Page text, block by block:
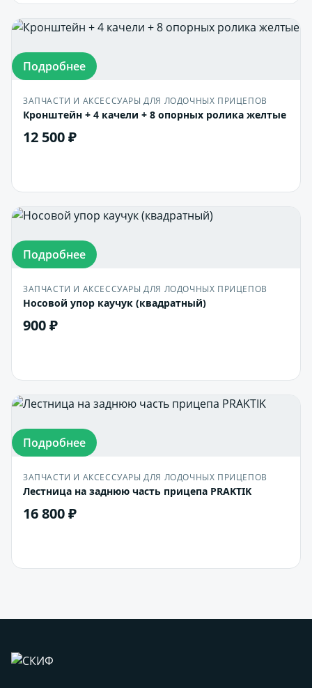
Подробнее
ЗАПЧАСТИ И АКСЕССУАРЫ ДЛЯ ЛОДОЧНЫХ ПРИЦЕПОВ
Кронштейн + 4 качели + 8 опорных ролика желтые
12 500 ₽
Подробнее
ЗАПЧАСТИ И АКСЕССУАРЫ ДЛЯ ЛОДОЧНЫХ ПРИЦЕПОВ
Носовой упор каучук (квадратный)
900 ₽
Подробнее
ЗАПЧАСТИ И АКСЕССУАРЫ ДЛЯ ЛОДОЧНЫХ ПРИЦЕПОВ
Лестница на заднюю часть прицепа PRAKTIK
16 800 ₽